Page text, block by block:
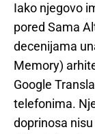
Iako njegovo
pored Sama
decenijama
Memory)
Google
telefonima.
doprinosa